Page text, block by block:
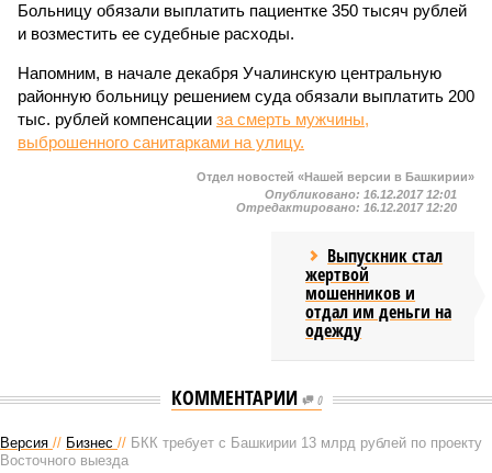
Больницу обязали выплатить пациентке 350 тысяч рублей
и возместить ее судебные расходы.
Напомним, в начале декабря Учалинскую центральную
районную больницу решением суда обязали выплатить 200
тыс. рублей компенсации за смерть мужчины,
выброшенного санитарками на улицу.
Отдел новостей «Нашей версии в Башкирии»
Опубликовано: 16.12.2017 12:01
Отредактировано: 16.12.2017 12:20
Выпускник стал
жертвой
мошенников и
отдал им деньги на
одежду
КОММЕНТАРИИ 0
Версия // Бизнес // БКК требует с Башкирии 13 млрд рублей по проекту
Восточного выезда